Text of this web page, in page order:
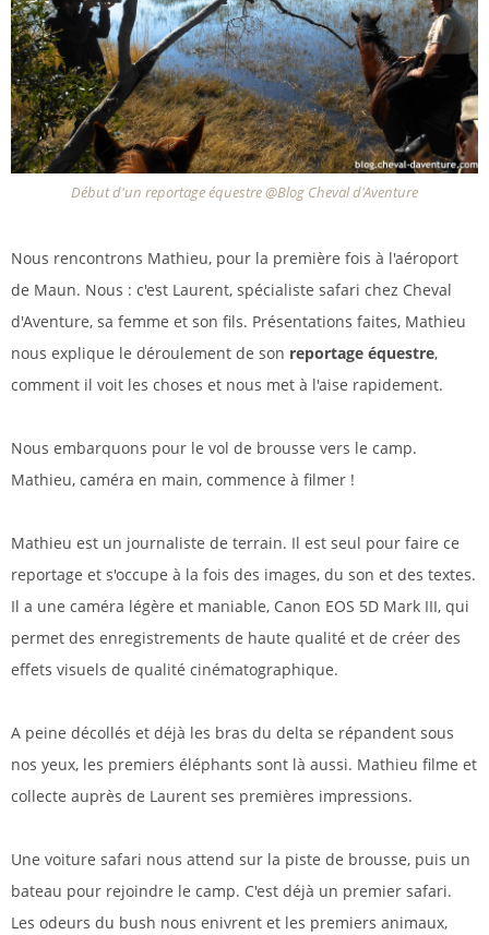
Début d'un reportage équestre @Blog Cheval d'Aventure
Nous rencontrons Mathieu, pour la première fois à l'aéroport
de Maun. Nous : c'est Laurent, spécialiste safari chez Cheval
d'Aventure, sa femme et son fils. Présentations faites, Mathieu
nous explique le déroulement de son reportage équestre,
comment il voit les choses et nous met à l'aise rapidement.
Nous embarquons pour le vol de brousse vers le camp.
Mathieu, caméra en main, commence à filmer !
Mathieu est un journaliste de terrain. Il est seul pour faire ce
reportage et s'occupe à la fois des images, du son et des textes.
Il a une caméra légère et maniable, Canon EOS 5D Mark III, qui
permet des enregistrements de haute qualité et de créer des
effets visuels de qualité cinématographique.
A peine décollés et déjà les bras du delta se répandent sous
nos yeux, les premiers éléphants sont là aussi. Mathieu filme et
collecte auprès de Laurent ses premières impressions.
Une voiture safari nous attend sur la piste de brousse, puis un
bateau pour rejoindre le camp. C'est déjà un premier safari.
Les odeurs du bush nous enivrent et les premiers animaux,